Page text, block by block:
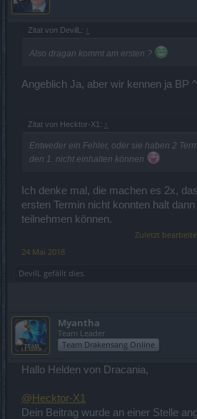
Servers: Heredur, Werian, Grimmag &
End: 11th of June 2018 at 23:59 CEST (UTC
End: 12th of June 2018 at 05:59 CEST
End: 12th of June 2018 at 08:59 CEST
Entweder ein Fehler, oder sie haben 2
den 1. nicht einhalten können
Zitat von DevilL: ↑
Also dragan kommt am ersten ?
Angeblich Ja, aber wir kennen ja BP
Zitat von Hecktor-X1: ↑
Entweder ein Fehler, oder sie haben 2
den 1. nicht einhalten können
Ich denke mal, die machen es 2x,
ersten Termin nicht konnten halt
teilnehmen können.
Zuletzt
24 Mai 2018
DevilL gefällt dies.
Myantha
Team Leader
Team Drakensang Online
Hallo Helden von Dracania,
@Hecktor-X1
Dein Beitrag wurde an einer Stelle